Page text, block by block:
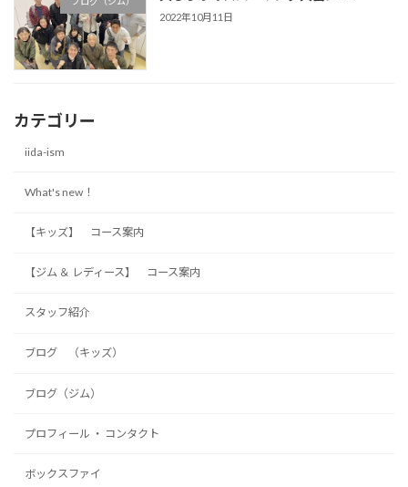
2022年10月11日
カテゴリー
iida-ism
What's new！
【キッズ】 コース案内
【ジム ＆ レディース】 コース案内
スタッフ紹介
ブログ （キッズ）
ブログ（ジム）
プロフィール ・ コンタクト
ボックスファイ